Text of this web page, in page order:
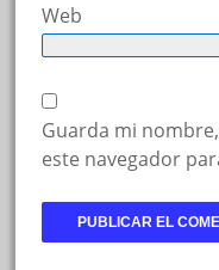
Web
Guarda mi
este navegador